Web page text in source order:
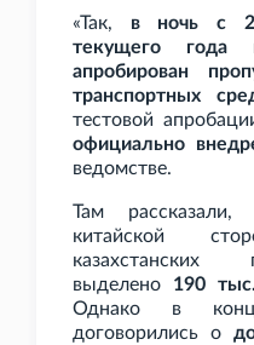
«Так, в ночь с
текущего года
апробирован
транспортных
тестовой
официально
ведомстве.
Там
китайской
казахстанских
выделено 190
Однако в
договорились о